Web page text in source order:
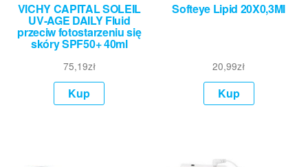
VICHY CAPITAL SOLEIL
UV-AGE DAILY Fluid
przeciw fotostarzeniu się
skóry SPF50+ 40ml
75,19zł
Kup
Softeye Lipid 20X0,3Ml
20,99zł
Kup